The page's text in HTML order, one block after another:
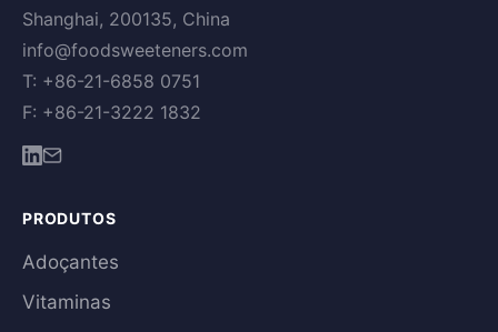
Shanghai, 200135, China
info@foodsweeteners.com
T: +86-21-6858 0751
F: +86-21-3222 1832
PRODUTOS
Adoçantes
Vitaminas